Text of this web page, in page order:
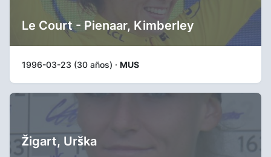
Le Court - Pienaar, Kimberley
1996-03-23 (30 años) · MUS
Žigart, Urška